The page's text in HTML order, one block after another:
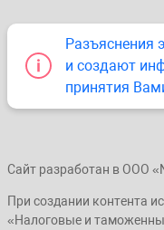
Разъяснения
и создают
принятия
Сайт разработан в ООО
При создании контента
«Налоговые и